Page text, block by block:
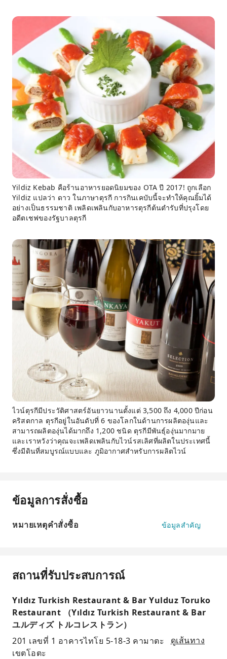
Yildiz Kebab คือร้านอาหารยอดนิยมของ OTA ปี 2017! ถูกเลือก
Yildiz แปลว่า ดาว ในภาษาตุรกี การกินเคบับนี้จะทำให้คุณยิ้มได้
อย่างเป็นธรรมชาติ เพลิดเพลินกับอาหารตุรกีต้นตำรับที่ปรุงโดย
อดีตเชฟของรัฐบาลตุรกี
ไวน์ตุรกีมีประวัติศาสตร์อันยาวนานตั้งแต่ 3,500 ถึง 4,000 ปีก่อน
คริสตกาล ตุรกีอยู่ในอันดับที่ 6 ของโลกในด้านการผลิตองุ่นและ
สามารถผลิตองุ่นได้มากถึง 1,200 ชนิด ตุรกีมีพันธุ์องุ่นมากมาย
และเราหวังว่าคุณจะเพลิดเพลินกับไวน์รสเลิศที่ผลิตในประเทศนี้
ซึ่งมีดินที่สมบูรณ์แบบและ ภูมิอากาศสำหรับการผลิตไวน์
ข้อมูลการสั่งซื้อ
หมายเหตุคำสั่งซื้อ ข้อมูลสำคัญ
สถานที่รับประสบการณ์
Yıldız Turkish Restaurant & Bar Yulduz Toruko
Restaurant （Yıldız Turkish Restaurant & Bar
ユルディズ トルコレストラン）
201 เลขที่ 1 อาคารไทโย 5-18-3 คามาตะ
เขตโอตะ
ดูเส้นทาง